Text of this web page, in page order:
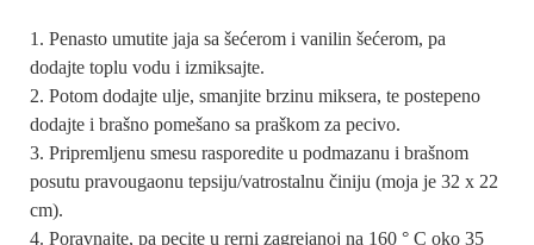
Penasto umutite jaja sa šećerom i vanilin šećerom, pa
dodajte toplu vodu i izmiksajte.
Potom dodajte ulje, smanjite brzinu miksera, te postepeno
dodajte i brašno pomešano sa praškom za pecivo.
Pripremljenu smesu rasporedite u podmazanu i brašnom
posutu pravougaonu tepsiju/vatrostalnu činiju (moja je 32 x 22
cm).
Poravnajte, pa pecite u rerni zagrejanoj na 160 ° C oko 35